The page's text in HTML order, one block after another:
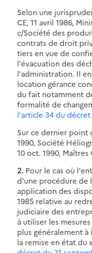
Selon une
CE, 11 avril 1986,
c/Société des
contrats de droit
tiers en vue de
l'évacuation des
l'administration. Il
location gérance
du fait notamment
formalité de
l'article 34 du décret
Sur ce dernier point
1990, Société
10 oct. 1990,
2. Pour le cas où
d'une procédure de
application des
1985 relative au
judiciaire des
à utiliser les
plus généralement à
la remise en état du